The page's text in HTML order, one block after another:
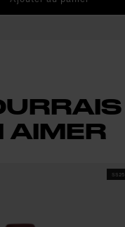
AIMER
SS25